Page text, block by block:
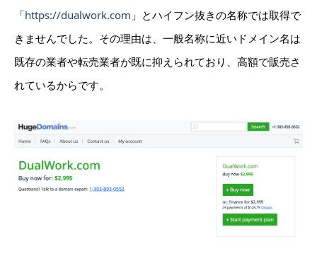
「https://dualwork.com 」とハイフン抜きの名称では取得で
きませんでした。その理由は、一般名称に近いドメイン名は
既存の業者や転売業者が既に抑えられており、高額で販売さ
れているからです。